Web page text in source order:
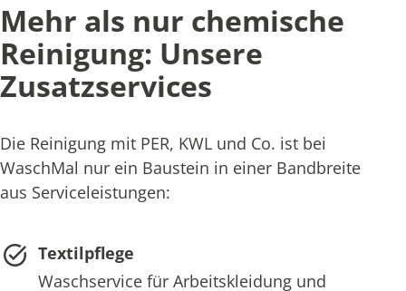
Mehr als nur chemische
Reinigung: Unsere
Zusatzservices
Die Reinigung mit PER, KWL und Co. ist bei
WaschMal nur ein Baustein in einer Bandbreite
aus Serviceleistungen:
Textilpflege
Waschservice für Arbeitskleidung und